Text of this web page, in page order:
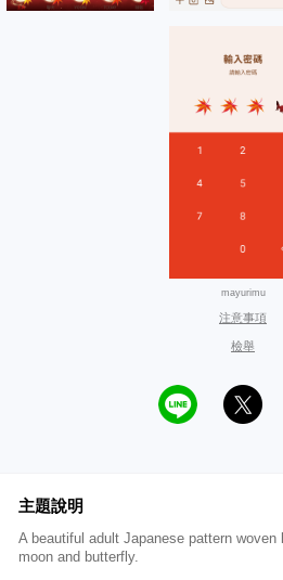
mayurimu
注意事項
檢舉
主題說明
A beautiful adult Japanese pattern
moon and butterfly.